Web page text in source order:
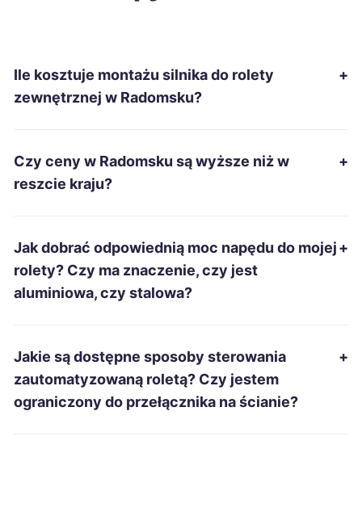
Malbork
Piekary Śląskie
Zduńska Wola TWÓJ REGION
Nysa
Biała Podlaska 277 zł
Ile kosztuje montażu silnika do rolety
zewnętrznej w Radomsku?
+
Czy ceny w Radomsku są wyższe niż w
reszcie kraju?
+
Jak dobrać odpowiednią moc napędu do mojej
rolety? Czy ma znaczenie, czy jest
aluminiowa, czy stalowa?
+
Jakie są dostępne sposoby sterowania
zautomatyzowaną roletą? Czy jestem
ograniczony do przełącznika na ścianie?
+